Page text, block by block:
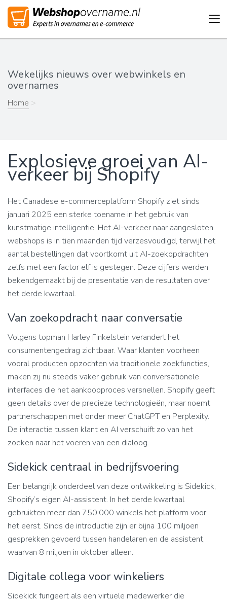
Wekelijks nieuws over webwinkels en
overnames
Home >
Explosieve groei van AI-
verkeer bij Shopify
Het Canadese e-commerceplatform Shopify ziet sinds
januari 2025 een sterke toename in het gebruik van
kunstmatige intelligentie. Het AI-verkeer naar aangesloten
webshops is in tien maanden tijd verzesvoudigd, terwijl het
aantal bestellingen dat voortkomt uit AI-zoekopdrachten
zelfs met een factor elf is gestegen. Deze cijfers werden
bekendgemaakt bij de presentatie van de resultaten over
het derde kwartaal.
Van zoekopdracht naar conversatie
Volgens topman Harley Finkelstein verandert het
consumentengedrag zichtbaar. Waar klanten voorheen
vooral producten opzochten via traditionele zoekfuncties,
maken zij nu steeds vaker gebruik van conversationele
interfaces die het aankoopproces versnellen. Shopify geeft
geen details over de precieze technologieën, maar noemt
partnerschappen met onder meer ChatGPT en Perplexity.
De interactie tussen klant en AI verschuift zo van het
zoeken naar het voeren van een dialoog.
Sidekick centraal in bedrijfsvoering
Een belangrijk onderdeel van deze ontwikkeling is Sidekick,
Shopify’s eigen AI-assistent. In het derde kwartaal
gebruikten meer dan 750.000 winkels het platform voor
het eerst. Sinds de introductie zijn er bijna 100 miljoen
gesprekken gevoerd tussen handelaren en de assistent,
waarvan 8 miljoen in oktober alleen.
Digitale collega voor winkeliers
Sidekick fungeert als een virtuele medewerker die